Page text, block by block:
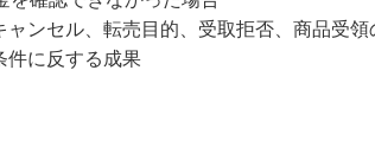
ャンセル、転売目的、受取拒否、商品受
件に反する成果